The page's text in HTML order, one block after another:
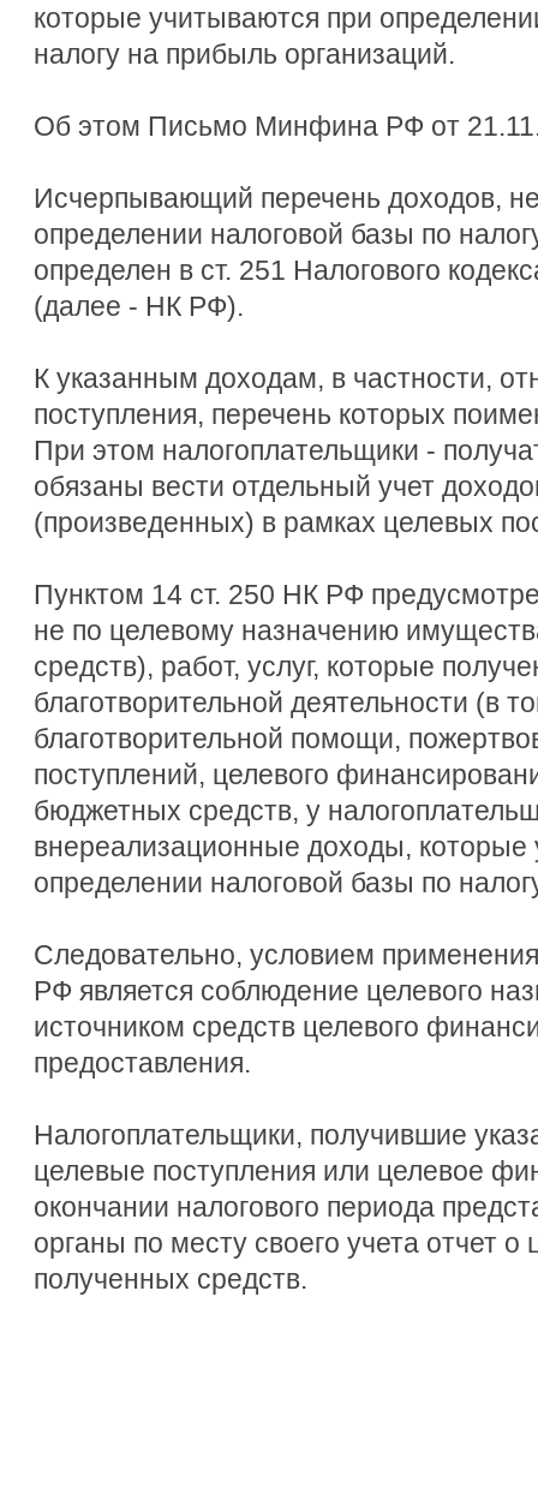
которые учитываются при
налогу на прибыль организаций.
Об этом Письмо Минфина РФ от
Исчерпывающий перечень доходов,
определении налоговой базы по
определен в ст. 251 Налогового
(далее - НК РФ).
К указанным доходам, в частности,
поступления, перечень которых
При этом налогоплательщики -
обязаны вести отдельный учет
(произведенных) в рамках целевых
Пунктом 14 ст. 250 НК РФ
не по целевому назначению
средств), работ, услуг, которые
благотворительной деятельности (в
благотворительной помощи,
поступлений, целевого
бюджетных средств, у
внереализационные доходы, которые
определении налоговой базы по
Следовательно, условием
РФ является соблюдение целевого
источником средств целевого
предоставления.
Налогоплательщики, получившие
целевые поступления или целевое
окончании налогового периода
органы по месту своего учета отчет
полученных средств.